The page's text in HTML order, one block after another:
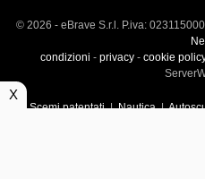
© 2026 - eBrave S.r.l. P.iva:
condizioni - privacy- cookie
Scemi patentati|Nautica|
X